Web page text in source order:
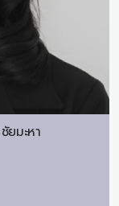
ยมะหา